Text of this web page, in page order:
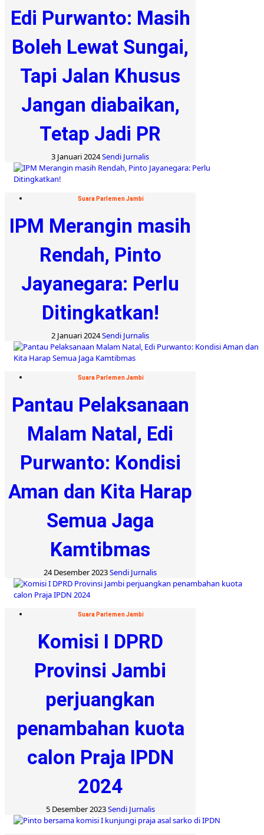
Edi Purwanto: Masih
Boleh Lewat Sungai,
Tapi Jalan Khusus
Jangan diabaikan,
Tetap Jadi PR
3 Januari 2024Sendi Jurnalis
Suara Parlemen Jambi
IPM Merangin masih
Rendah, Pinto
Jayanegara: Perlu
Ditingkatkan!
2 Januari 2024Sendi Jurnalis
Suara Parlemen Jambi
Pantau Pelaksanaan
Malam Natal, Edi
Purwanto: Kondisi
Aman dan Kita Harap
Semua Jaga
Kamtibmas
24 Desember 2023Sendi Jurnalis
Suara Parlemen Jambi
Komisi I DPRD
Provinsi Jambi
perjuangkan
penambahan kuota
calon Praja IPDN
2024
5 Desember 2023Sendi Jurnalis